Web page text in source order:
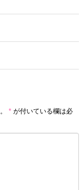
* が付いている欄は必